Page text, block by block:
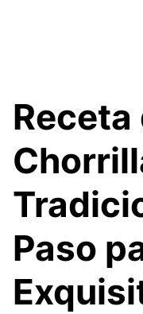
Receta
Paso